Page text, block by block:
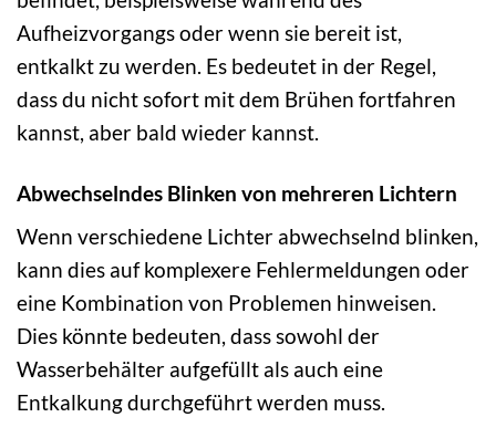
Aufheizvorgangs oder wenn sie bereit ist,
entkalkt zu werden. Es bedeutet in der Regel,
dass du nicht sofort mit dem Brühen fortfahren
kannst, aber bald wieder kannst.
Abwechselndes Blinken von mehreren Lichtern
Wenn verschiedene Lichter abwechselnd blinken,
kann dies auf komplexere Fehlermeldungen oder
eine Kombination von Problemen hinweisen.
Dies könnte bedeuten, dass sowohl der
Wasserbehälter aufgefüllt als auch eine
Entkalkung durchgeführt werden muss.